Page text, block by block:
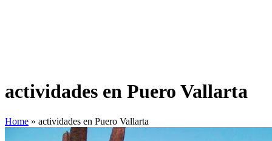
actividades en Puero Vallarta
Home » actividades en Puero Vallarta